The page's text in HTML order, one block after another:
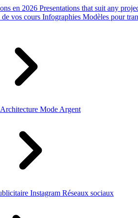
en 2026 Presentations that suit any
vos cours Infographies Modèles pour
Architecture Mode Argent
Instagram Réseaux sociaux